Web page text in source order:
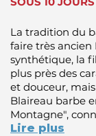
La tradition du
faire très ancien
synthétique, la
plus près des
et douceur,
Blaireau barbe
Montagne",
Lire plus